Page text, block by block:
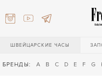
ШВЕЙЦАРСКИЕ ЧАСЫ
БРЕНДЫ: A B C D E F G